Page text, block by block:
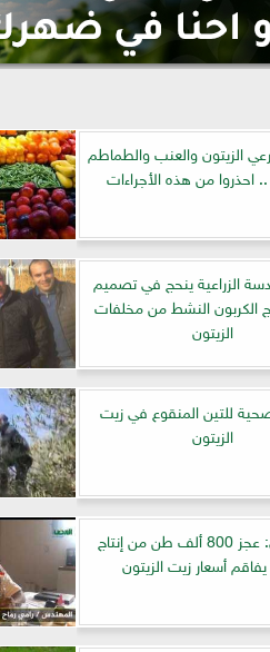
الزيتون والعنب والطماطم
احذروا من هذه الأجراءات
الزراعية ينحج في تصميم
الكربون النشط من مخلفات
الزيتون
للتين المنقوع في زيت
الزيتون
خبير دولي: عجز 800 ألف طن من إنتاج
يفاقم أسعار زيت الزيتون